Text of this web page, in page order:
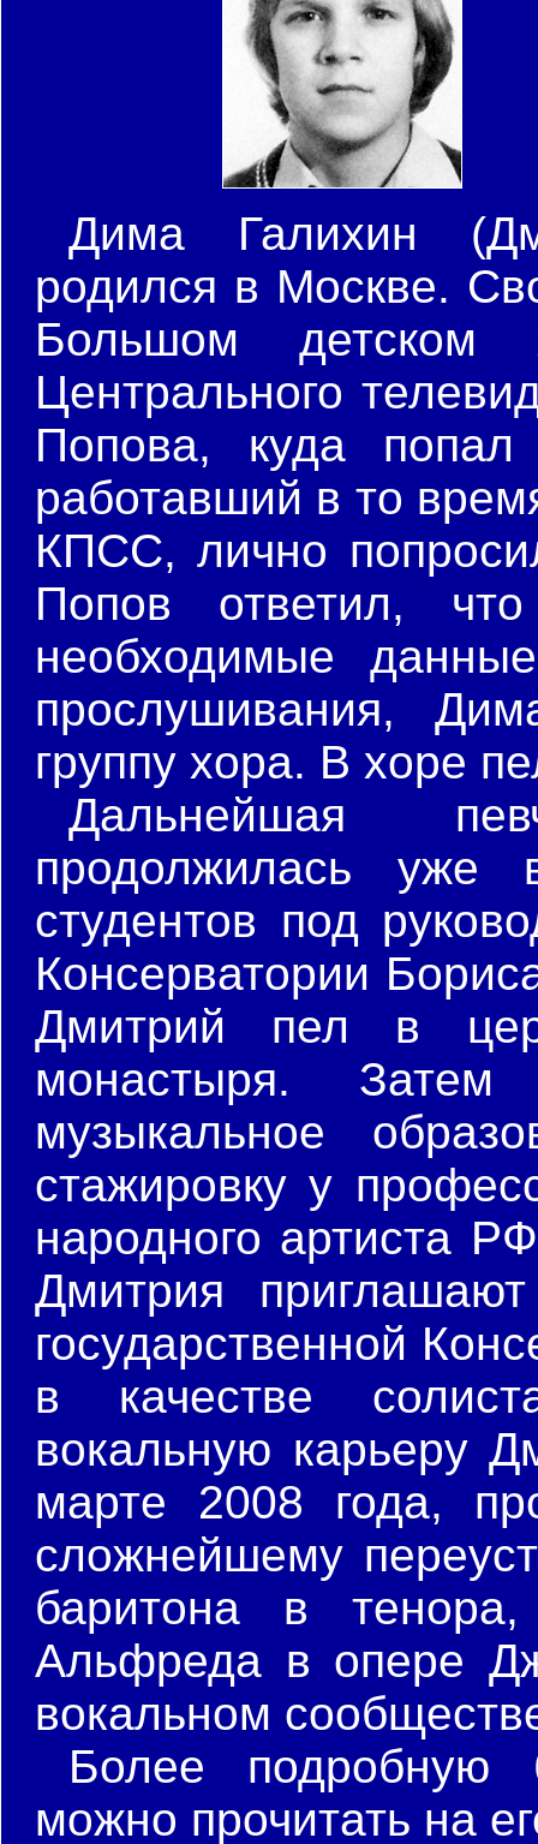
Дима Галихин
родился в Москве.
Большом детском
Центрального
Попова, куда
работавший в то
КПСС, лично
Попов ответил,
необходимые
прослушивания,
группу хора. В хоре
Дальнейшая
продолжилась
студентов под
Консерватории
Дмитрий пел в
монастыря.
музыкальное
стажировку у
народного артиста
Дмитрия
государственной
в качестве
вокальную карьеру
марте 2008 года,
сложнейшему
баритона в
Альфреда в опере
вокальном
Более подробную
можно прочитать на